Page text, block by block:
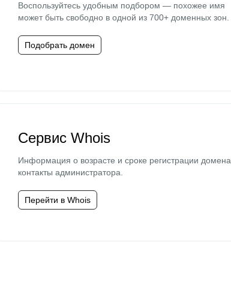
Воспользуйтесь удобным подбором — похожее имя
может быть свободно в одной из 700+ доменных зон.
Подобрать домен
Сервис Whois
Информация о возрасте и сроке регистрации домена,
контакты администратора.
Перейти в Whois